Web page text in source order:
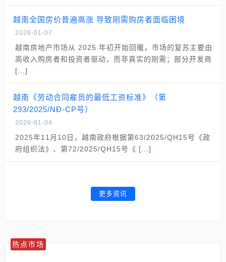
越南全国房价普遍高涨 导致刚需购房者面临困境
2026-01-07
越南房地产市场从 2025 年初开始回暖，市场的复苏主要由
高收入购房者和投资者驱动，而非真实的刚需；部分开发商
[…]
越南《劳动合同雇员的最低工资标准》（第
293/2025/NĐ-CP号）
2026-01-04
2025年11月10日，越南政府根据第63/2025/QH15号《政
府组织法》、第72/2025/QH15号《 […]
更多资讯
热点市场